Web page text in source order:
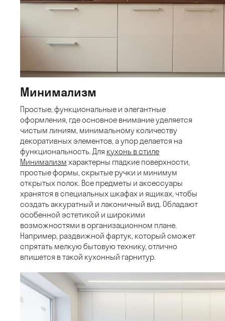
Минимализм
Простые, функциональные и элегантные
оформления, где основное внимание уделяется
чистым линиям, минимальному количеству
декоративных элементов, а упор делается на
функциональность. Для кухонь в стиле
Минимализм характерны гладкие поверхности,
простые формы, скрытые ручки и минимум
открытых полок. Все предметы и аксессуары
хранятся в специальных шкафах и ящиках, чтобы
создать аккуратный и лаконичный вид. Обладают
особенной эстетикой и широкими
возможностями в организационном плане.
Например, раздвижной фартук, который сможет
спрятать мелкую бытовую технику, отлично
впишется в такой кухонный гарнитур.